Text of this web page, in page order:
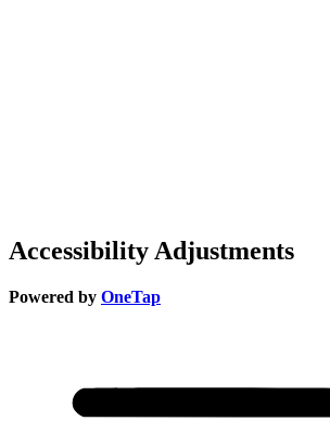
Accessibility Adjustments
Powered by OneTap